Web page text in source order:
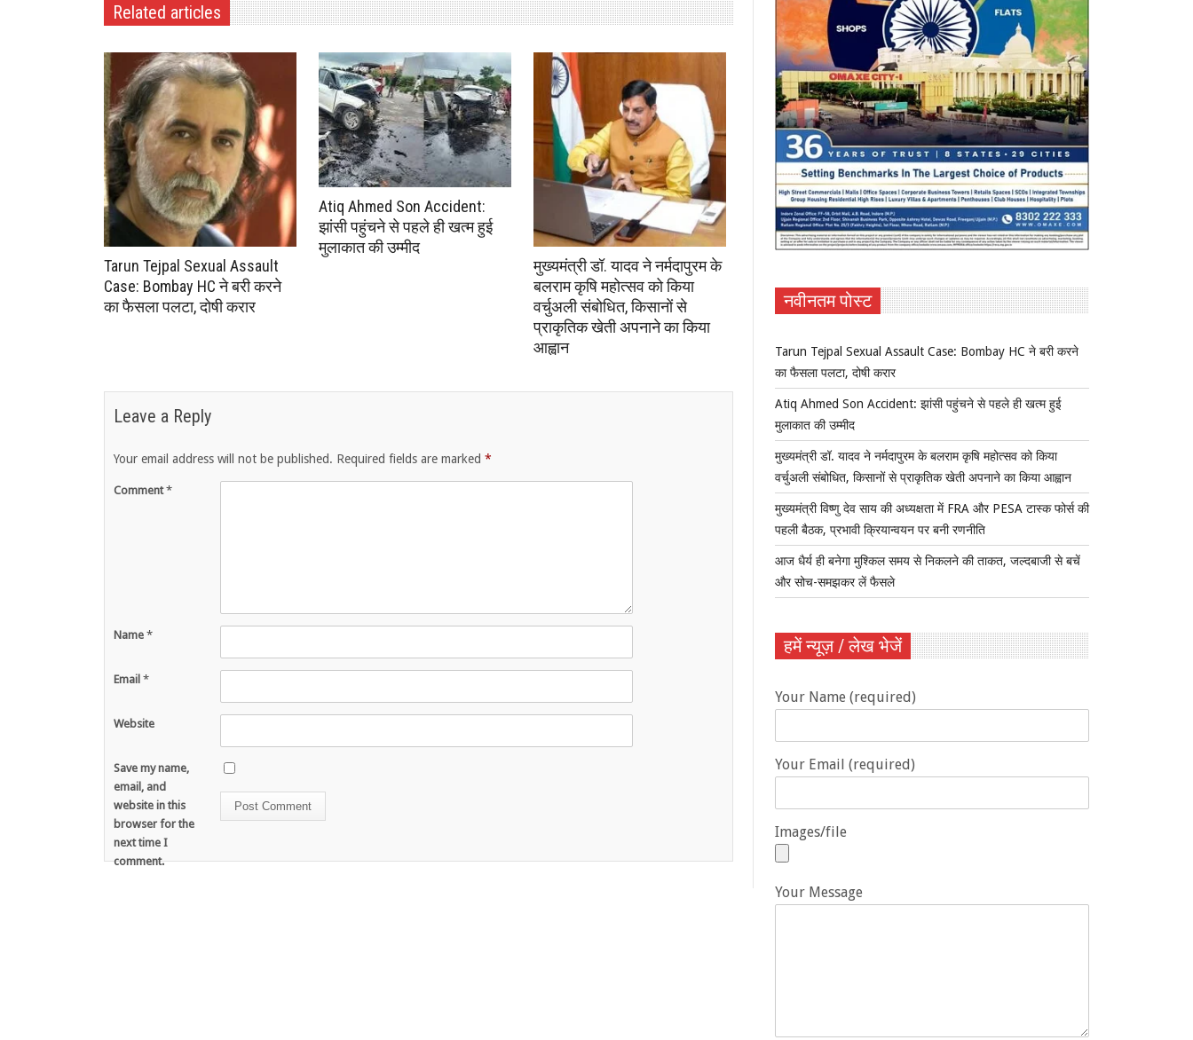
Related articles
Tarun Tejpal Sexual Assault
Case: Bombay HC ने बरी करने
का फैसला पलटा, दोषी करार
Atiq Ahmed Son Accident:
झांसी पहुंचने से पहले ही खत्म हुई
मुलाकात की उम्मीद
मुख्यमंत्री डॉ. यादव ने नर्मदापुरम के
बलराम कृषि महोत्सव को किया
वर्चुअली संबोधित, किसानों से
प्राकृतिक खेती अपनाने का किया
आह्वान
Leave a Reply
Your email address will not be published. Required fields are marked *
Comment*
Name *
Email *
Website
Save my name,
email, and
website in this
browser for the
next time I
comment.
नवीनतम पोस्ट
Tarun Tejpal Sexual Assault Case: Bombay HC ने बरी करने
का फैसला पलटा, दोषी करार
Atiq Ahmed Son Accident: झांसी पहुंचने से पहले ही खत्म हुई
मुलाकात की उम्मीद
मुख्यमंत्री डॉ. यादव ने नर्मदापुरम के बलराम कृषि महोत्सव को किया
वर्चुअली संबोधित, किसानों से प्राकृतिक खेती अपनाने का किया आह्वान
मुख्यमंत्री विष्णु देव साय की अध्यक्षता में FRA और PESA टास्क फोर्स की
पहली बैठक, प्रभावी क्रियान्वयन पर बनी रणनीति
आज धैर्य ही बनेगा मुश्किल समय से निकलने की ताकत, जल्दबाजी से बचें
और सोच-समझकर लें फैसले
हमें न्यूज़ / लेख भेजें
Your Name (required)
Your Email (required)
Images/file
Your Message